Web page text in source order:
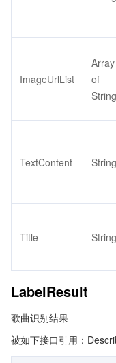
ImageUrlList
Array
of
String
TextContent String
Title String
LabelResult
歌曲识别结果
被如下接口引用：